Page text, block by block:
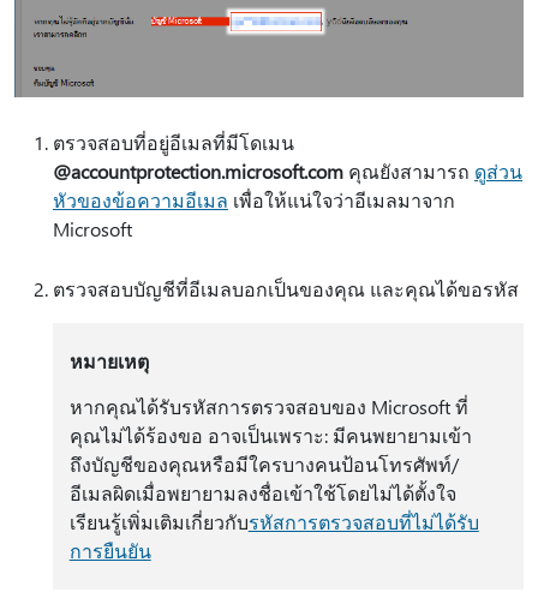
ตรวจสอบที่อยู่อีเมลที่มีโดเมน
@accountprotection.microsoft.com คุณยังสามารถ ดูส่วน
หัวของข้อความอีเมล เพื่อให้แน่ใจว่าอีเมลมาจาก
Microsoft
ตรวจสอบบัญชีที่อีเมลบอกเป็นของคุณ และคุณได้ขอรหัส
หมายเหตุ
หากคุณได้รับรหัสการตรวจสอบของ Microsoft ที่
คุณไม่ได้ร้องขอ อาจเป็นเพราะ: มีคนพยายามเข้า
ถึงบัญชีของคุณหรือมีใครบางคนป้อนโทรศัพท์/
อีเมลผิดเมื่อพยายามลงชื่อเข้าใช้โดยไม่ได้ตั้งใจ
เรียนรู้เพิ่มเติมเกี่ยวกับรหัสการตรวจสอบที่ไม่ได้รับ
การยืนยัน